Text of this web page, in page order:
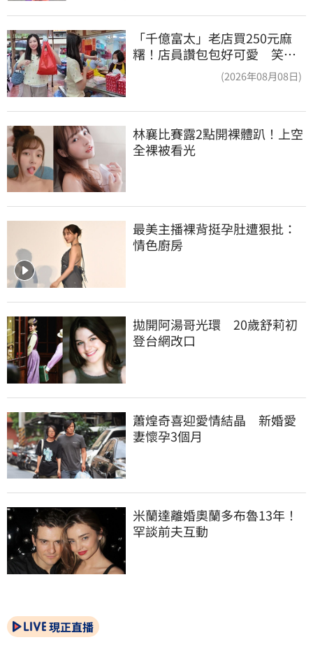
「千億富太」老店買250元麻
糬！店員讚包包好可愛 笑
(2026年08月08日)
林襄比賽露2點開裸體趴！上空
全裸被看光
最美主播裸背挺孕肚遭狠批：
情色廚房
拋開阿湯哥光環　20歲舒莉初
登台網改口
蕭煌奇喜迎愛情結晶　新婚愛
妻懷孕3個月
米蘭達離婚奧蘭多布魯13年！
罕談前夫互動
現正直播